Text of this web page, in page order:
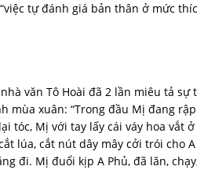
tự đánh giá bản thân ở mức
nhà văn Tô Hoài đã 2 lần miêu tả
mùa xuân: “Trong đầu Mị đang
tóc, Mị với tay lấy cái váy hoa vắt ở
lúa, cắt nút dây mây cởi trói cho
đi. Mị đuổi kịp A Phủ, đã lăn,